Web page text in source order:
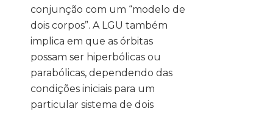
conjunção com um “modelo de
dois corpos”. A LGU também
implica em que as órbitas
possam ser hiperbólicas ou
parabólicas, dependendo das
condições iniciais para um
particular sistema de dois